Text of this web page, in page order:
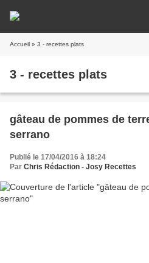
Accueil » 3 - recettes plats
3 - recettes plats
gâteau de pommes de
serrano
Publié le 17/04/2016 à 18:24
Par Chris Rédaction - Josy Recettes